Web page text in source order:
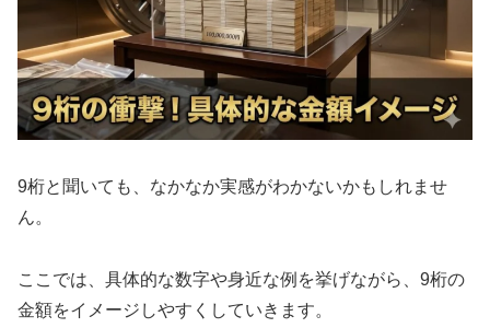
9桁と聞いても、なかなか実感がわかないかもしれませ
ん。
ここでは、具体的な数字や身近な例を挙げながら、9桁の
金額をイメージしやすくしていきます。